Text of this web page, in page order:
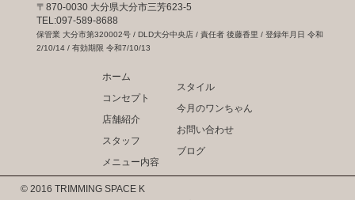
〒870-0030 大分県大分市三芳623-5
TEL:097-589-8688
保管業 大分市第320002号 / DLD大分中央店 / 責任者 後藤香里 / 登録年月日 令和
2/10/14 / 有効期限 令和7/10/13
ホーム
コンセプト
店舗紹介
スタッフ
メニュー内容
スタイル
今月のワンちゃん
お問い合わせ
ブログ
© 2016 TRIMMING SPACE K